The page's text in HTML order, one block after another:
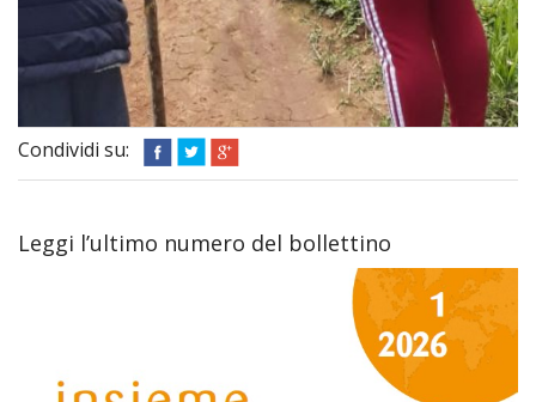
Condividi su:
Leggi l’ultimo numero del bollettino